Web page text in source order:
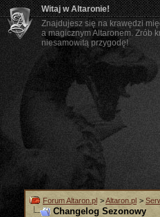
Witaj w Altaronie!
Znajdujesz się na krawędzi
a magicznym Altaronem. Zrób
niesamowitą przygodę!
Forum Altaron.pl >Altaron.pl >
Changelog Sezonowy